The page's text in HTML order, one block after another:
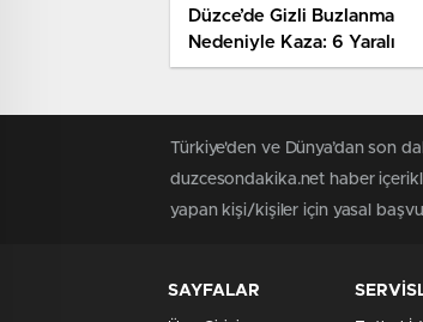
Düzce’de Gizli Buzlanma
Nedeniyle Kaza: 6 Yaralı
Türkiye'den ve Dünya’dan son
duzcesondakika.net haber
yapan kişi/kişiler için yasal
SAYFALAR